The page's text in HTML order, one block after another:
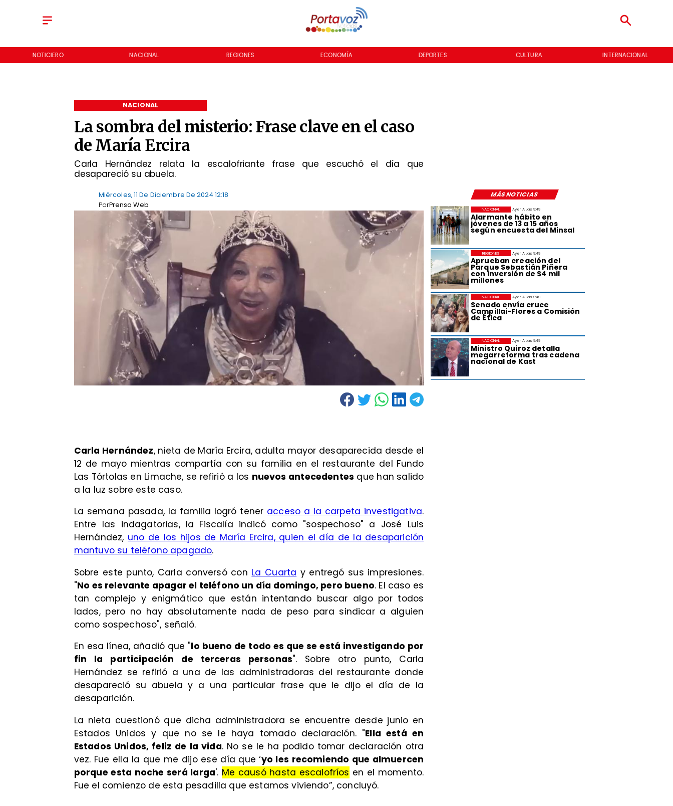
NOTICIERO NACIONAL REGIONES ECONOMÍA DEPORTES CULTURA INTERNACIONAL
La sombra del misterio: Frase clave en el caso
de María Ercira
Carla Hernández relata la escalofriante frase que escuchó el día que
desapareció su abuela.
NACIONAL
MÁS NOTICIAS
Miércoles, 11 De Diciembre De 2024 12:18
Prensa Web
Por
Ayer A Las 9:49
Alarmante hábito en
jóvenes de 13 a 15 años
según encuesta del Minsal
NACIONAL
Ayer A Las 9:49
Aprueban creación del
Parque Sebastián Piñera
con inversión de $4 mil
millones
REGIONES
Ayer A Las 9:49
Senado envía cruce
Campillai-Flores a Comisión
de Ética
NACIONAL
Ayer A Las 9:49
Ministro Quiroz detalla
megarreforma tras cadena
nacional de Kast
NACIONAL
Carla Hernández, nieta de María Ercira, adulta mayor desaparecida desde el
12 de mayo mientras compartía con su familia en el restaurante del Fundo
Las Tórtolas en Limache, se refirió a los nuevos antecedentes que han salido
a la luz sobre este caso.
La semana pasada, la familia logró tener acceso a la carpeta investigativa.
Entre las indagatorias, la Fiscalía indicó como "sospechoso" a José Luis
Hernández, uno de los hijos de María Ercira, quien el día de la desaparición
mantuvo su teléfono apagado.
Sobre este punto, Carla conversó con La Cuarta y entregó sus impresiones.
"No es relevante apagar el teléfono un día domingo, pero bueno. El caso es
tan complejo y enigmático que están intentando buscar algo por todos
lados, pero no hay absolutamente nada de peso para sindicar a alguien
como sospechoso", señaló.
En esa línea, añadió que "lo bueno de todo es que se está investigando por
fin la participación de terceras personas". Sobre otro punto, Carla
Hernández se refirió a una de las administradoras del restaurante donde
desapareció su abuela y a una particular frase que le dijo el día de la
desaparición.
La nieta cuestionó que dicha administradora se encuentre desde junio en
Estados Unidos y que no se le haya tomado declaración. "Ella está en
Estados Unidos, feliz de la vida. No se le ha podido tomar declaración otra
vez. Fue ella la que me dijo ese día que ‘yo les recomiendo que almuercen
porque esta noche será larga'. Me causó hasta escalofríos en el momento.
Fue el comienzo de esta pesadilla que estamos viviendo”, concluyó.